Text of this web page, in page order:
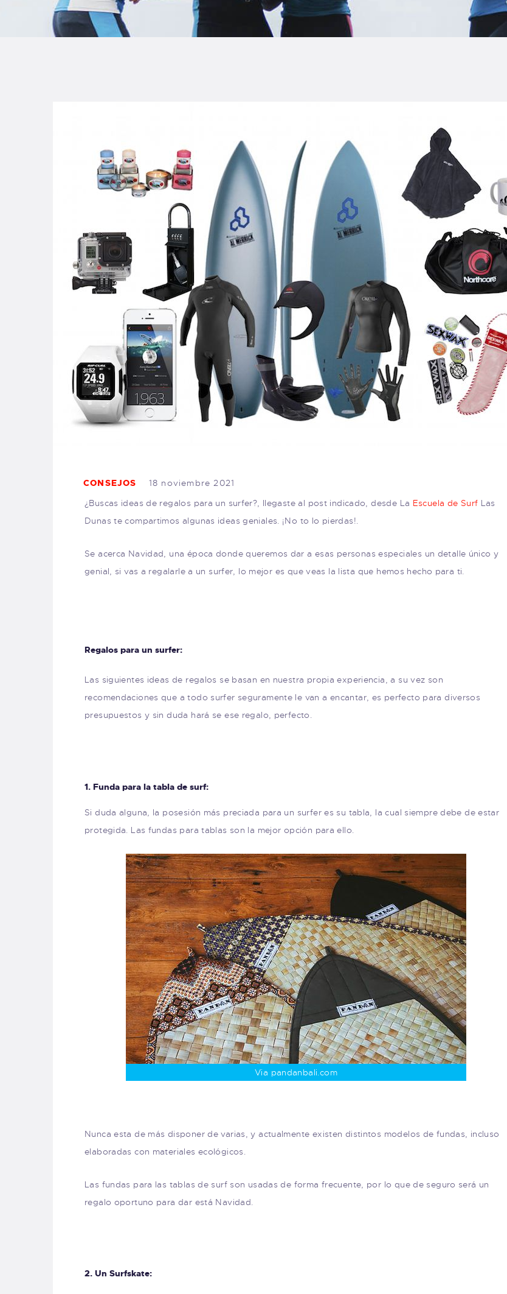
BLOG
TIENDA FAMILY
SURFERS
WEBCAM SALINAS
PEDIDOS
CONSEJOS
18 noviembre 2021
¿Buscas ideas de regalos para un surfer?, llegaste al post indicado, desde La Escuela de Surf Las
Dunas te compartimos algunas ideas geniales. ¡No to lo pierdas!.
Se acerca Navidad, una época donde queremos dar a esas personas especiales un detalle único y
genial, si vas a regalarle a un surfer, lo mejor es que veas la lista que hemos hecho para ti.
Regalos para un surfer:
Las siguientes ideas de regalos se basan en nuestra propia experiencia, a su vez son
recomendaciones que a todo surfer seguramente le van a encantar, es perfecto para diversos
presupuestos y sin duda hará se ese regalo, perfecto.
1. Funda para la tabla de surf:
Si duda alguna, la posesión más preciada para un surfer es su tabla, la cual siempre debe de estar
protegida. Las fundas para tablas son la mejor opción para ello.
Via pandanbali.com
Nunca esta de más disponer de varias, y actualmente existen distintos modelos de fundas, incluso
elaboradas con materiales ecológicos.
Las fundas para las tablas de surf son usadas de forma frecuente, por lo que de seguro será un
regalo oportuno para dar está Navidad.
2. Un Surfskate: